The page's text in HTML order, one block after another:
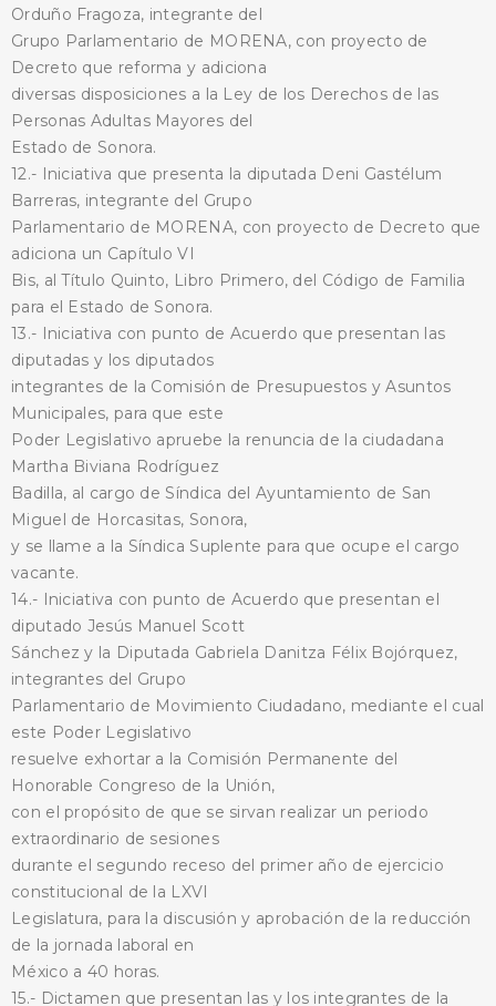
Orduño Fragoza, integrante del
Grupo Parlamentario de MORENA, con proyecto de
Decreto que reforma y adiciona
diversas disposiciones a la Ley de los Derechos de las
Personas Adultas Mayores del
Estado de Sonora.
12.- Iniciativa que presenta la diputada Deni Gastélum
Barreras, integrante del Grupo
Parlamentario de MORENA, con proyecto de Decreto que
adiciona un Capítulo VI
Bis, al Título Quinto, Libro Primero, del Código de Familia
para el Estado de Sonora.
13.- Iniciativa con punto de Acuerdo que presentan las
diputadas y los diputados
integrantes de la Comisión de Presupuestos y Asuntos
Municipales, para que este
Poder Legislativo apruebe la renuncia de la ciudadana
Martha Biviana Rodríguez
Badilla, al cargo de Síndica del Ayuntamiento de San
Miguel de Horcasitas, Sonora,
y se llame a la Síndica Suplente para que ocupe el cargo
vacante.
14.- Iniciativa con punto de Acuerdo que presentan el
diputado Jesús Manuel Scott
Sánchez y la Diputada Gabriela Danitza Félix Bojórquez,
integrantes del Grupo
Parlamentario de Movimiento Ciudadano, mediante el cual
este Poder Legislativo
resuelve exhortar a la Comisión Permanente del
Honorable Congreso de la Unión,
con el propósito de que se sirvan realizar un periodo
extraordinario de sesiones
durante el segundo receso del primer año de ejercicio
constitucional de la LXVI
Legislatura, para la discusión y aprobación de la reducción
de la jornada laboral en
México a 40 horas.
15.- Dictamen que presentan las y los integrantes de la